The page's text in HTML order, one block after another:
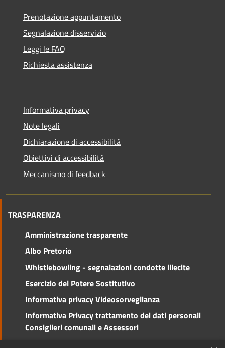
Prenotazione appuntamento
Segnalazione disservizio
Leggi le FAQ
Richiesta assistenza
Informativa privacy
Note legali
Dichiarazione di accessibilità
Obiettivi di accessibilità
Meccanismo di feedback
TRASPARENZA
Amministrazione trasparente
Albo Pretorio
Whistlebowling - segnalazioni condotte illecite
Esercizio del Potere Sostitutivo
Informativa privacy Videosorveglianza
Informativa Privacy trattamento dei dati personali
Consiglieri comunali e Assessori